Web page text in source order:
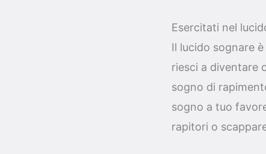
Esercitati nel
Il lucido sognare
riesci a diventare
sogno di
sogno a tuo
rapitori o